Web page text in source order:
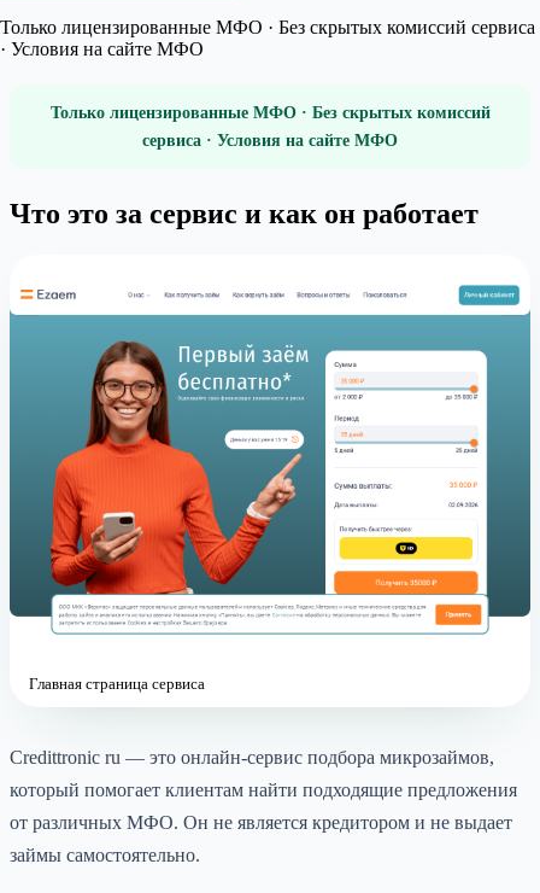
Только лицензированные МФО · Без скрытых комиссий сервиса
· Условия на сайте МФО
Только лицензированные МФО · Без скрытых комиссий
сервиса · Условия на сайте МФО
Что это за сервис и как он работает
Главная страница сервиса
Credittronic ru — это онлайн-сервис подбора микрозаймов,
который помогает клиентам найти подходящие предложения
от различных МФО. Он не является кредитором и не выдает
займы самостоятельно.